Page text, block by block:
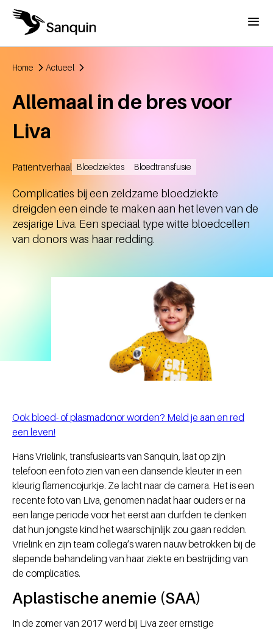
Overslaan en naar de inhoud gaan
Menu
Home Actueel
Allemaal in de bres voor
Liva
Patiëntverhaal Bloedziektes Bloedtransfusie
Complicaties bij een zeldzame bloedziekte
dreigden een einde te maken aan het leven van de
zesjarige Liva. Een speciaal type witte bloedcellen
van donors was haar redding.
Ook bloed- of plasmadonor worden? Meld je aan en red
een leven!
Hans Vrielink, transfusiearts van Sanquin, laat op zijn
telefoon een foto zien van een dansende kleuter in een
kleurig flamencojurkje. Ze lacht naar de camera. Het is een
recente foto van Liva, genomen nadat haar ouders er na
een lange periode voor het eerst aan durfden te denken
dat hun jongste kind het waarschijnlijk zou gaan redden.
Vrielink en zijn team collega’s waren nauw betrokken bij de
slepende behandeling van haar ziekte en bestrijding van
de complicaties.
Aplastische anemie (SAA)
In de zomer van 2017 werd bij Liva zeer ernstige